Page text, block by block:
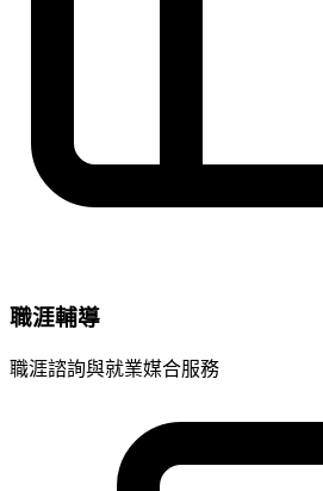
職涯輔導
職涯諮詢與就業媒合服務